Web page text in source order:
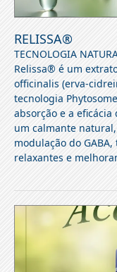
RELISSA®
TECNOLOGIA
Relissa® é um
officinalis (erva-
tecnologia
absorção e a eficácia
um calmante
modulação do
relaxantes e